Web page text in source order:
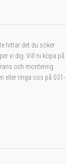
hittar det du söker
vi dig. Vill ni köpa på
och montering.
eller ringa oss på 031-